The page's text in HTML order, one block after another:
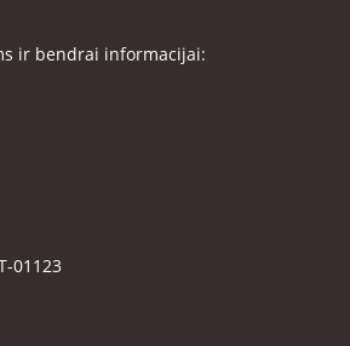
ir bendrai informacijai:
01123